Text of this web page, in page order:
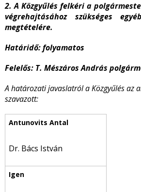
2. A Közgyűlés felkéri a
végrehajtásához szükséges
megtételére.
Határidő:folyamatos
Felelős: T. Mészáros András
A határozati javaslatról a Közgyűlés az
szavazott:
Dr. Bács István